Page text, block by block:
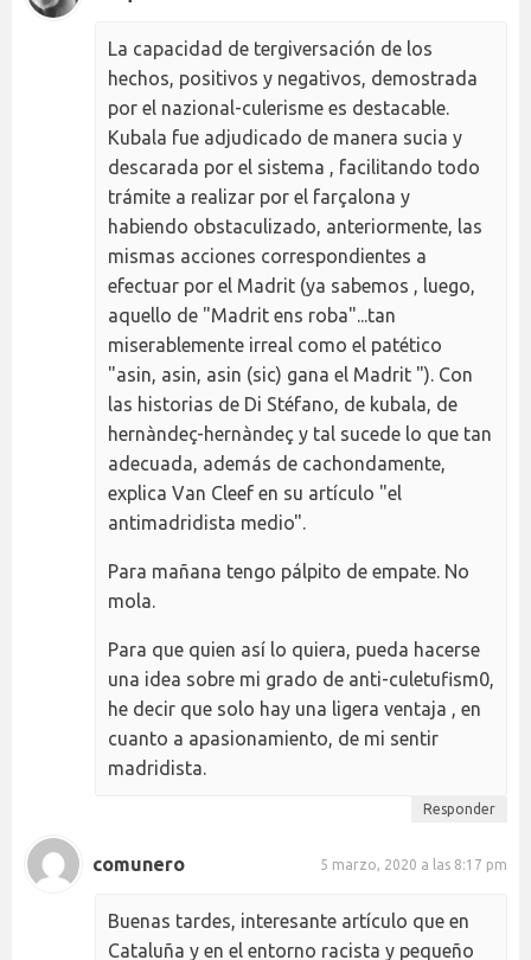
La capacidad de tergiversación de los
hechos, positivos y negativos, demostrada
por el nazional-culerisme es destacable.
Kubala fue adjudicado de manera sucia y
descarada por el sistema , facilitando todo
trámite a realizar por el farçalona y
habiendo obstaculizado, anteriormente, las
mismas acciones correspondientes a
efectuar por el Madrit (ya sabemos , luego,
aquello de "Madrit ens roba"...tan
miserablemente irreal como el patético
"asin, asin, asin (sic) gana el Madrit "). Con
las historias de Di Stéfano, de kubala, de
hernàndeç-hernàndeç y tal sucede lo que tan
adecuada, además de cachondamente,
explica Van Cleef en su artículo "el
antimadridista medio".
Para mañana tengo pálpito de empate. No
mola.
Para que quien así lo quiera, pueda hacerse
una idea sobre mi grado de anti-culetufism0,
he decir que solo hay una ligera ventaja , en
cuanto a apasionamiento, de mi sentir
madridista.
Responder
comunero 5 marzo, 2020 a las 8:17 pm
Buenas tardes, interesante artículo que en
Cataluña y en el entorno racista y pequeño